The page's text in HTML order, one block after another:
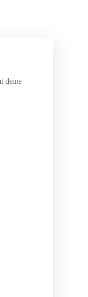
deine